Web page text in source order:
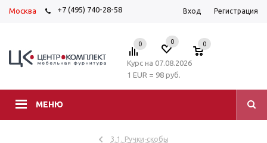
Москва +7 (495) 740-28-58 Вход Регистрация
МЕНЮ
0 0 0
Курс на 07.08.2026
1 EUR = 98 руб.
3.1. Ручки-скобы